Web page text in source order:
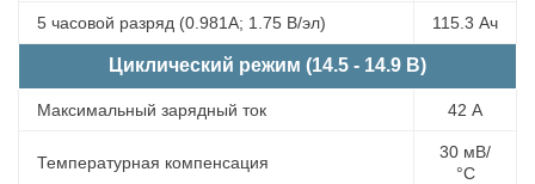
5 часовой разряд (0.981А; 1.75 В/эл) 115.3 Ач
Циклический режим (14.5 - 14.9 В)
Максимальный зарядный ток 42 А
Температурная компенсация
30 мВ/
°С